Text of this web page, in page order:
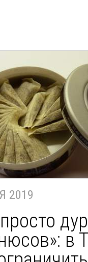
2019
в